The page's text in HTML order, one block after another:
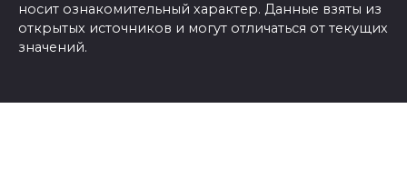
носит ознакомительный характер. Данные взяты из
открытых источников и могут отличаться от текущих
значений.